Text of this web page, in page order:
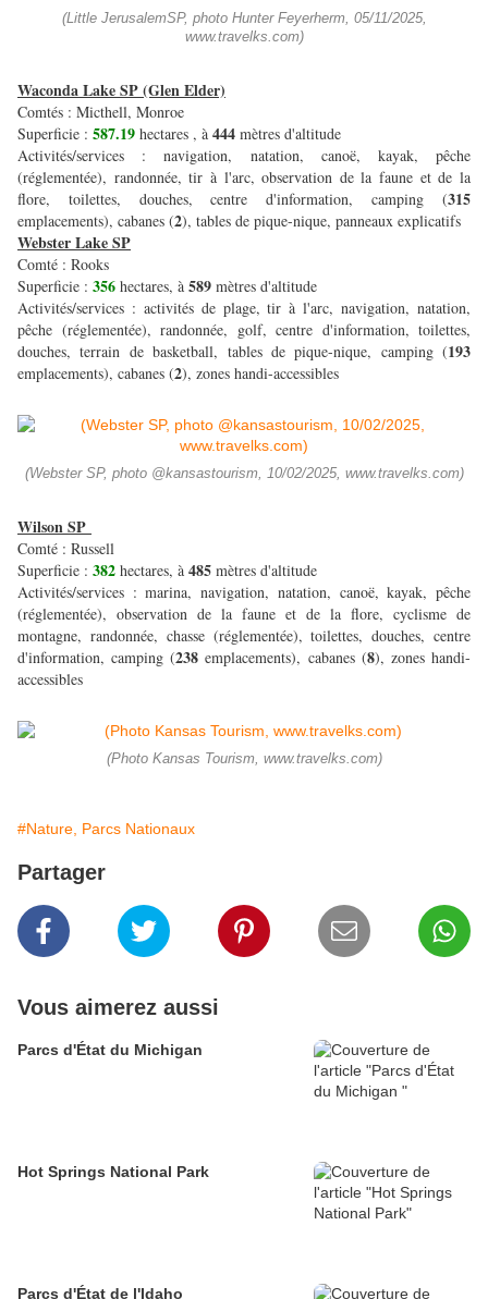
(Little JerusalemSP, photo Hunter Feyerherm, 05/11/2025,
www.travelks.com)
Waconda Lake SP (Glen Elder)
Comtés : Micthell, Monroe
Superficie : 587.19 hectares , à 444 mètres d'altitude
Activités/services : navigation, natation, canoë, kayak, pêche
(réglementée), randonnée, tir à l'arc, observation de la faune et de la
flore, toilettes, douches, centre d'information, camping (315
emplacements), cabanes (2), tables de pique-nique, panneaux explicatifs
Webster Lake SP
Comté : Rooks
Superficie : 356 hectares, à 589 mètres d'altitude
Activités/services : activités de plage, tir à l'arc, navigation, natation,
pêche (réglementée), randonnée, golf, centre d'information, toilettes,
douches, terrain de basketball, tables de pique-nique, camping (193
emplacements), cabanes (2), zones handi-accessibles
(Webster SP, photo @kansastourism, 10/02/2025, www.travelks.com)
Wilson SP
Comté : Russell
Superficie : 382 hectares, à 485 mètres d'altitude
Activités/services : marina, navigation, natation, canoë, kayak, pêche
(réglementée), observation de la faune et de la flore, cyclisme de
montagne, randonnée, chasse (réglementée), toilettes, douches, centre
d'information, camping (238emplacements), cabanes (8), zones handi-
accessibles
(Photo Kansas Tourism, www.travelks.com)
#Nature, Parcs Nationaux
Partager
Vous aimerez aussi
Parcs d'État du Michigan
Hot Springs National Park
Parcs d'État de l'Idaho